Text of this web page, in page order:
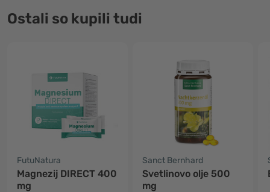
Ostali so kupili tudi
FutuNatura
Magnezij DIRECT 400
mg
Sanct Bernhard
Svetlinovo olje 500
mg